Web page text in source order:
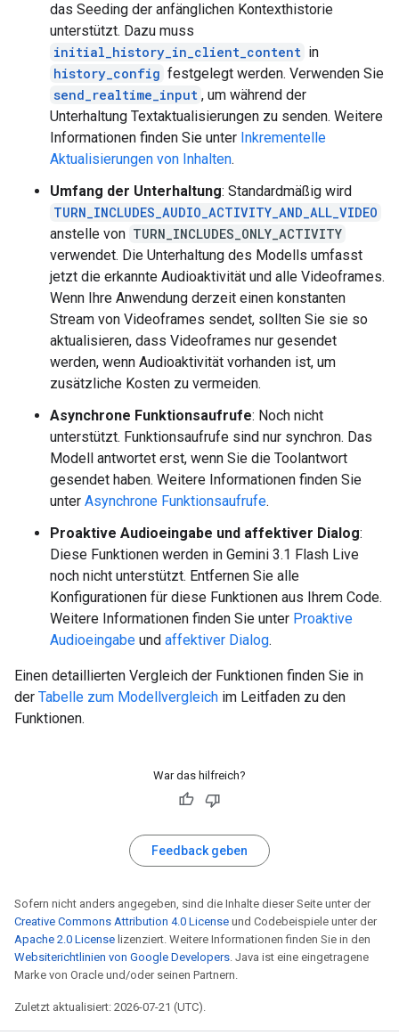
das Seeding der anfänglichen Kontexthistorie
unterstützt. Dazu muss
initial_history_in_client_content in
history_config festgelegt werden. Verwenden Sie
send_realtime_input , um während der
Unterhaltung Textaktualisierungen zu senden. Weitere
Informationen finden Sie unter Inkrementelle
Aktualisierungen von Inhalten.
Umfang der Unterhaltung: Standardmäßig wird
TURN_INCLUDES_AUDIO_ACTIVITY_AND_ALL_VIDEO
anstelle von TURN_INCLUDES_ONLY_ACTIVITY
verwendet. Die Unterhaltung des Modells umfasst
jetzt die erkannte Audioaktivität und alle Videoframes.
Wenn Ihre Anwendung derzeit einen konstanten
Stream von Videoframes sendet, sollten Sie sie so
aktualisieren, dass Videoframes nur gesendet
werden, wenn Audioaktivität vorhanden ist, um
zusätzliche Kosten zu vermeiden.
Asynchrone Funktionsaufrufe: Noch nicht
unterstützt. Funktionsaufrufe sind nur synchron. Das
Modell antwortet erst, wenn Sie die Toolantwort
gesendet haben. Weitere Informationen finden Sie
unter Asynchrone Funktionsaufrufe.
Proaktive Audioeingabe und affektiver Dialog:
Diese Funktionen werden in Gemini 3.1 Flash Live
noch nicht unterstützt. Entfernen Sie alle
Konfigurationen für diese Funktionen aus Ihrem Code.
Weitere Informationen finden Sie unter Proaktive
Audioeingabe und affektiver Dialog.
Einen detaillierten Vergleich der Funktionen finden Sie in
der Tabelle zum Modellvergleich im Leitfaden zu den
Funktionen.
War das hilfreich?
Feedback geben
Sofern nicht anders angegeben, sind die Inhalte dieser Seite unter der
Creative Commons Attribution 4.0 License und Codebeispiele unter der
Apache 2.0 License lizenziert. Weitere Informationen finden Sie in den
Websiterichtlinien von Google Developers. Java ist eine eingetragene
Marke von Oracle und/oder seinen Partnern.
Zuletzt aktualisiert: 2026-07-21 (UTC).